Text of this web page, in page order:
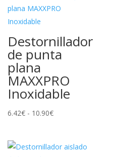
Destornillador
de punta
plana
MAXXPRO
Inoxidable
6.42€ - 10.90€Rango
desde